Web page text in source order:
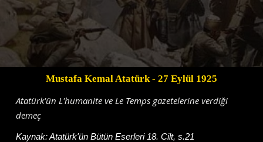
Mustafa Kemal Atatürk- 27 Eylül 1925
Atatürk'ün L'humanite ve Le Temps gazetelerine verdiği
demeç
Kaynak:Atatürk'ün Bütün Eserleri 18. Cilt, s.21